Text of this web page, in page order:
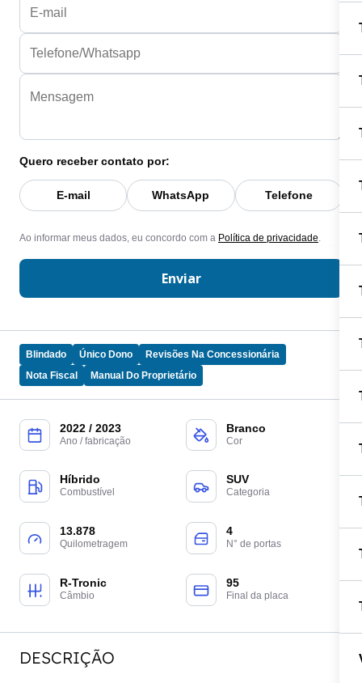
Blindado Único Dono
Revisões Na Concessionária
Nota Fiscal
Manual Do Proprietário
2022 / 2023
Ano / fabricação
Branco
Cor
Híbrido
Combustível
SUV
Categoria
13.878
Quilometragem
4
N° de portas
R-Tronic
Câmbio
95
Final da placa
DESCRIÇÃO
Quero receber contato por:
E-mail WhatsApp Telefone
Ao informar meus dados, eu concordo com a Política de privacidade
Enviar